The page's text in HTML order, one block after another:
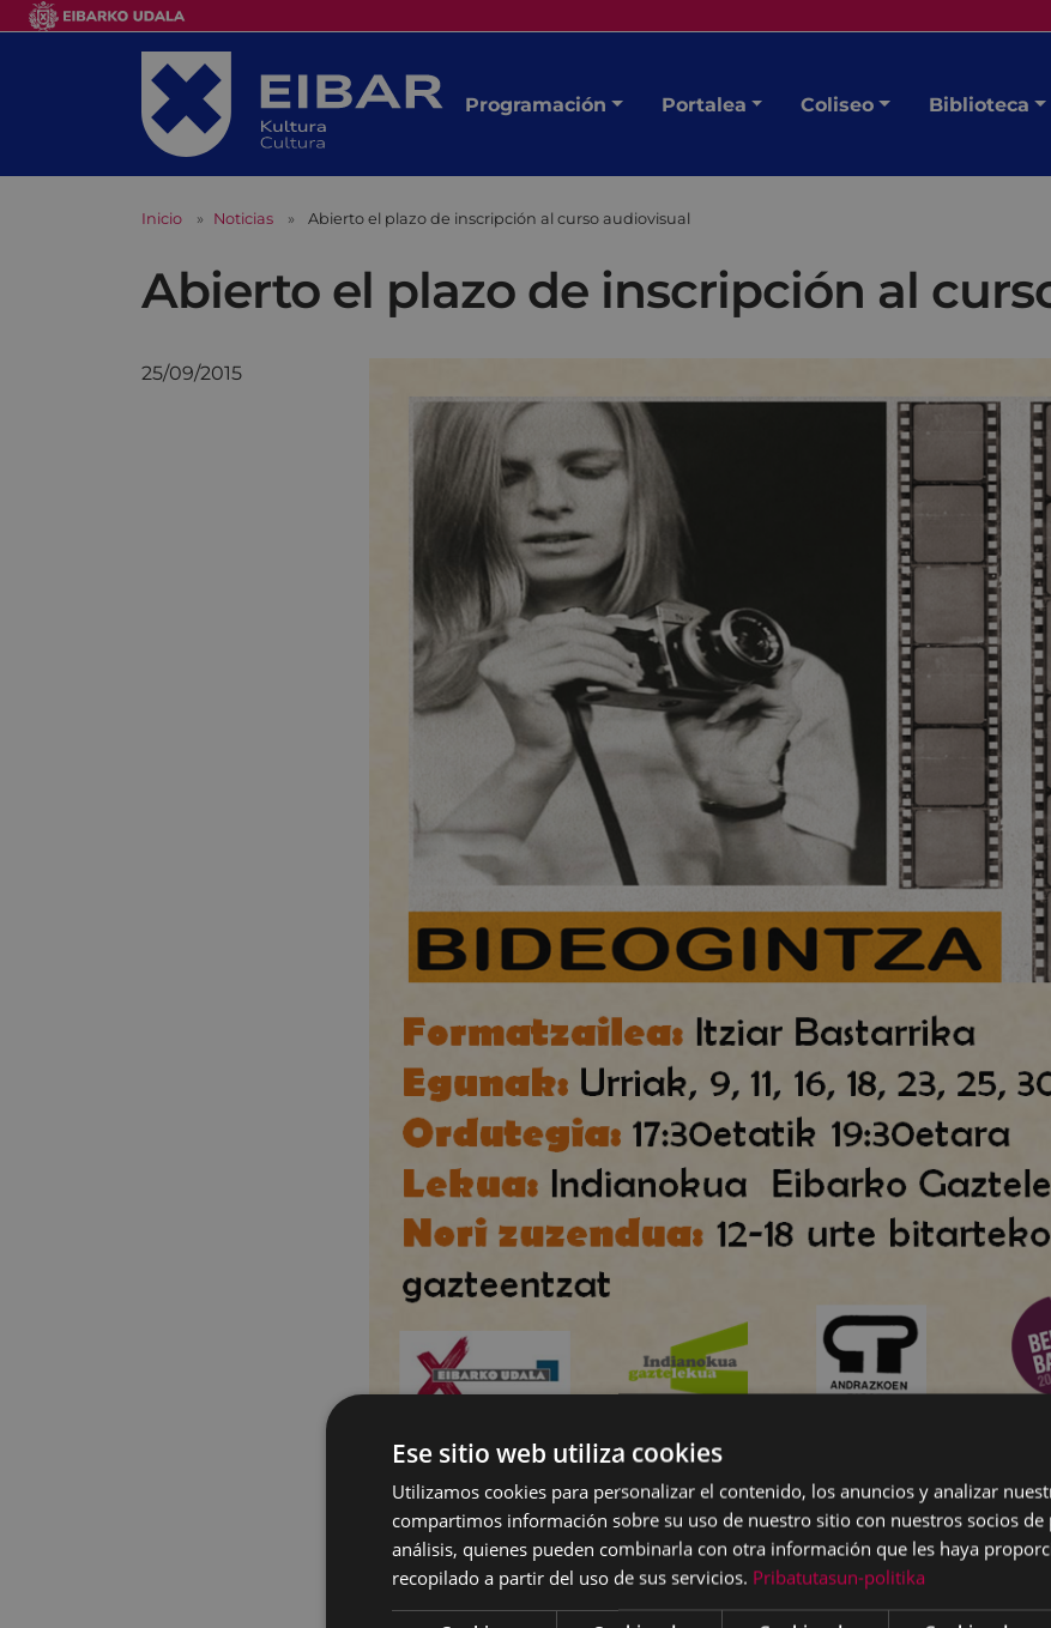
Programación Portalea Coliseo Biblioteca
Inicio Noticias Abierto el plazo de inscripción al curso audiovisual
Abierto el plazo de inscripción al
25/09/2015
El próximo mes de octubre comenzará el curso audiovisual en el
Este curso está organizado conjuntamente con Andretxea.
El plazo de inscripción al curso de audiovisual esdel 25 de septiembre
el gazteleku Indianokua. En este curso audiovisual los participantes
Ese sitio web utiliza cookies
Utilizamos cookies para personalizar el contenido, los anuncios y analizar
compartimos información sobre su uso de nuestro sitio con nuestros socios
análisis, quienes pueden combinarla con otra información que les haya
recopilado a partir del uso de sus servicios. Pribatutasun-politika